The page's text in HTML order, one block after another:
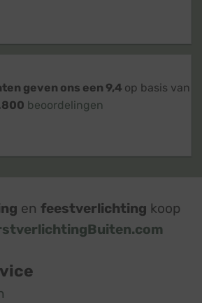
geven ons een 9,4 op basis van
beoordelingen
en feestverlichting koop